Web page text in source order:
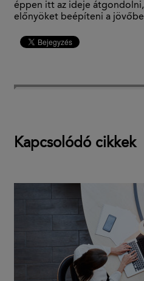
éppen itt az ideje
előnyöket beépíteni a
Kapcsolódó cikkek